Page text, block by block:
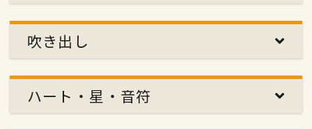
吹き出し
ハート・星・音符